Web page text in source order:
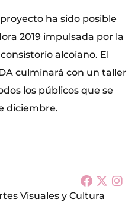
ha sido posible
2019 impulsada por la
alcoiano. El
culminará con un taller
los públicos que se
diciembre.
Visuales y Cultura